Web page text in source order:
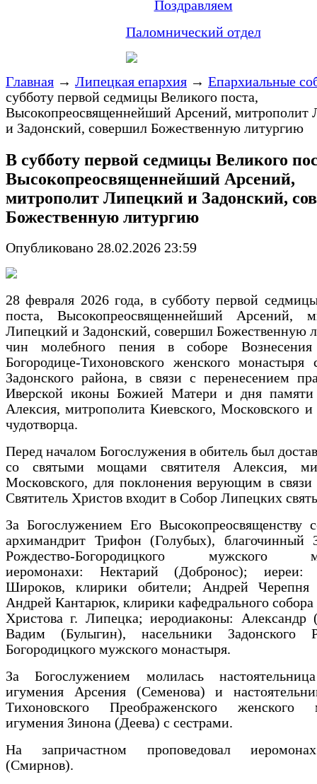
Поздравляем
Паломнический отдел
Главная → Липецкая епархия → Епархиальные
субботу первой седмицы Великого поста,
Высокопреосвященнейший Арсений, митрополит
и Задонский, совершил Божественную литургию
В субботу первой седмицы Великого
Высокопреосвященнейший Арсений,
митрополит Липецкий и Задонский,
Божественную литургию
Опубликовано 28.02.2026 23:59
28 февраля 2026 года, в субботу первой
поста, Высокопреосвященнейший Арсений,
Липецкий и Задонский, совершил Божественную
чин молебного пения в соборе Вознесения
Богородице-Тихоновского женского
Задонского района, в связи с перенесением
Иверской иконы Божией Матери и дня памяти
Алексия, митрополита Киевского, Московского и
чудотворца.
Перед началом Богослужения в обитель был
со святыми мощами святителя Алексия,
Московского, для поклонения верующим в
Святитель Христов входит в Собор Липецких
За Богослужением Его Высокопреосвященству
архимандрит Трифон (Голубых), благочинный
Рождество-Богородицкого мужского
иеромонахи: Нектарий (Добронос); иереи:
Широков, клирики обители; Андрей
Андрей Кантарюк, клирики кафедрального собора
Христова г. Липецка; иеродиаконы: Александр
Вадим (Булыгин), насельники Задонского
Богородицкого мужского монастыря.
За Богослужением молилась
игумения Арсения (Семенова) и
Тихоновского Преображенского женского
игумения Зинона (Деева) с сестрами.
На запричастном проповедовал
(Смирнов).